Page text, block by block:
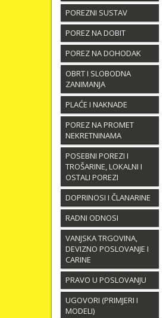
POREZNI SUSTAV
POREZ NA DOBIT
POREZ NA DOHODAK
OBRT I SLOBODNA
ZANIMANJA
PLAĆE I NAKNADE
POREZ NA PROMET
NEKRETNINAMA
POSEBNI POREZI I
TROŠARINE, LOKALNI I
OSTALI POREZI
DOPRINOSI I ČLANARINE
RADNI ODNOSI
VANJSKA TRGOVINA,
DEVIZNO POSLOVANJE I
CARINE
PRAVO U POSLOVANJU
UGOVORI (PRIMJERI I
MODELI)